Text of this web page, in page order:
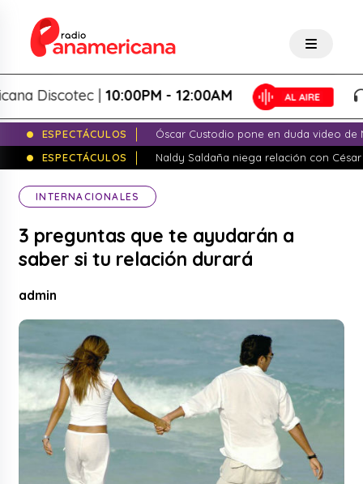
Discotec |10:00PM - 12:00AM
ESPECTÁCULOS
Óscar Custodio pone en duda video de
ESPECTÁCULOS
Naldy Saldaña niega relación con
INTERNACIONALES
3 preguntas que te ayudarán a
saber si tu relación durará
admin